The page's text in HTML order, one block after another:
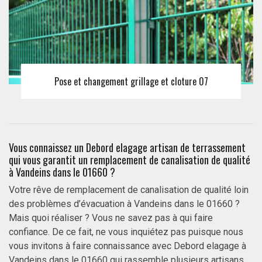
Pose et changement grillage et cloture 07
Vous connaissez un Debord elagage artisan de terrassement
qui vous garantit un remplacement de canalisation de qualité
à Vandeins dans le 01660 ?
Votre rêve de remplacement de canalisation de qualité loin
des problèmes d’évacuation à Vandeins dans le 01660 ?
Mais quoi réaliser ? Vous ne savez pas à qui faire
confiance. De ce fait, ne vous inquiétez pas puisque nous
vous invitons à faire connaissance avec Debord elagage à